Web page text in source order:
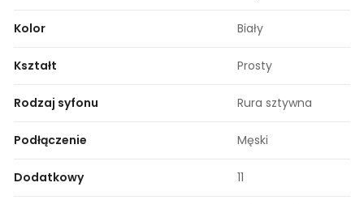
Kolor Biały
Kształt Prosty
Rodzaj syfonu Rura sztywna
Podłączenie Męski
Dodatkowy 11